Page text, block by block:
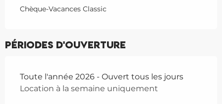
Chèque-Vacances Classic
Périodes d'ouverture
Toute l'année 2026 - Ouvert tous les jours
Location à la semaine uniquement